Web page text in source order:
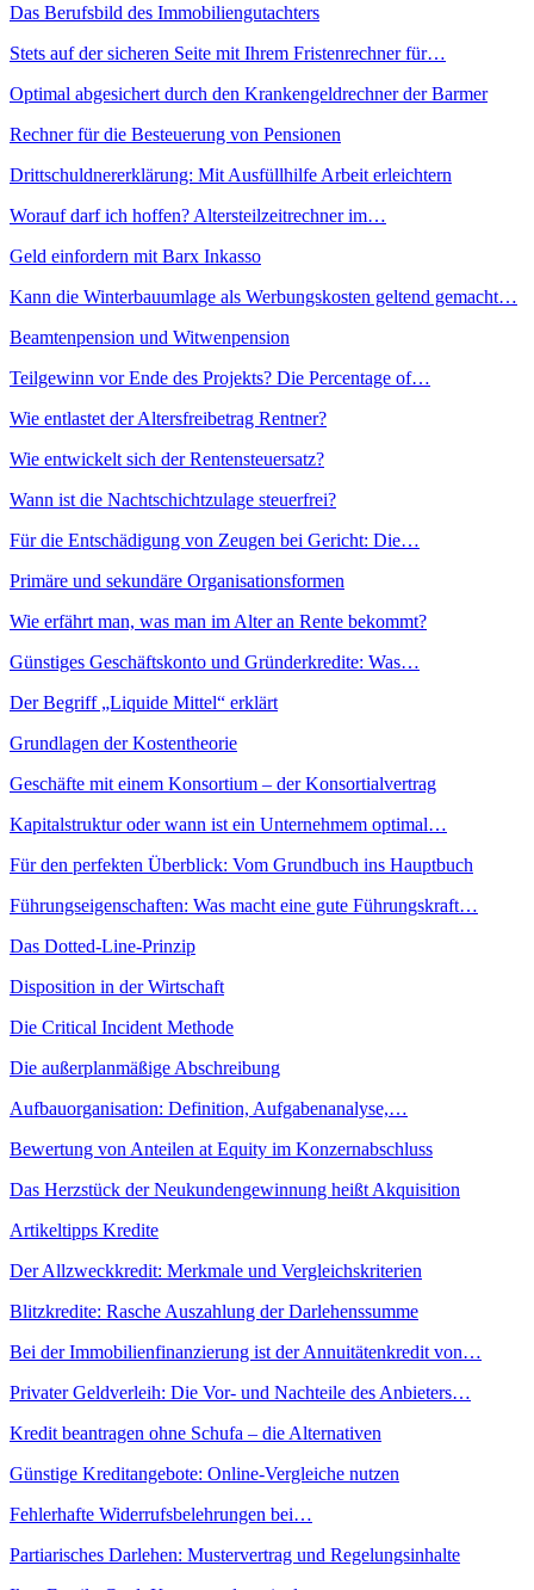
Das Berufsbild des Immobiliengutachters
Stets auf der sicheren Seite mit Ihrem Fristenrechner für…
Optimal abgesichert durch den Krankengeldrechner der Barmer
Rechner für die Besteuerung von Pensionen
Drittschuldnererklärung: Mit Ausfüllhilfe Arbeit erleichtern
Worauf darf ich hoffen? Altersteilzeitrechner im…
Geld einfordern mit Barx Inkasso
Kann die Winterbauumlage als Werbungskosten geltend gemacht…
Beamtenpension und Witwenpension
Teilgewinn vor Ende des Projekts? Die Percentage of…
Wie entlastet der Altersfreibetrag Rentner?
Wie entwickelt sich der Rentensteuersatz?
Wann ist die Nachtschichtzulage steuerfrei?
Für die Entschädigung von Zeugen bei Gericht: Die…
Primäre und sekundäre Organisationsformen
Wie erfährt man, was man im Alter an Rente bekommt?
Günstiges Geschäftskonto und Gründerkredite: Was…
Der Begriff „Liquide Mittel“ erklärt
Grundlagen der Kostentheorie
Geschäfte mit einem Konsortium – der Konsortialvertrag
Kapitalstruktur oder wann ist ein Unternehmem optimal…
Für den perfekten Überblick: Vom Grundbuch ins Hauptbuch
Führungseigenschaften: Was macht eine gute Führungskraft…
Das Dotted-Line-Prinzip
Disposition in der Wirtschaft
Die Critical Incident Methode
Die außerplanmäßige Abschreibung
Aufbauorganisation: Definition, Aufgabenanalyse,…
Bewertung von Anteilen at Equity im Konzernabschluss
Das Herzstück der Neukundengewinnung heißt Akquisition
Artikeltipps Kredite
Der Allzweckkredit: Merkmale und Vergleichskriterien
Blitzkredite: Rasche Auszahlung der Darlehenssumme
Bei der Immobilienfinanzierung ist der Annuitätenkredit von…
Privater Geldverleih: Die Vor- und Nachteile des Anbieters…
Kredit beantragen ohne Schufa – die Alternativen
Günstige Kreditangebote: Online-Vergleiche nutzen
Fehlerhafte Widerrufsbelehrungen bei…
Partiarisches Darlehen: Mustervertrag und Regelungsinhalte